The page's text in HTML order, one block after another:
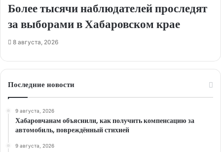
Более тысячи наблюдателей проследят
за выборами в Хабаровском крае
8 августа, 2026
Последние новости
9 августа, 2026
Хабаровчанам объяснили, как получить компенсацию за
автомобиль, повреждённый стихией
9 августа, 2026